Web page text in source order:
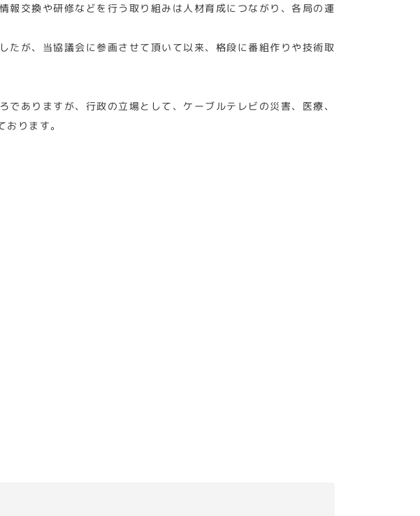
交換や研修などを行う取り組みは人材育成につながり、各局の運
が、当協議会に参画させて頂いて以来、格段に番組作りや技術取
ありますが、行政の立場として、ケーブルテレビの災害、医療、
ります。